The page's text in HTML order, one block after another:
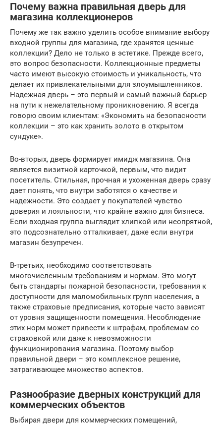
Почему важна правильная дверь для
магазина коллекционеров
Почему же так важно уделить особое внимание выбору
входной группы для магазина, где хранятся ценные
коллекции? Дело не только в эстетике. Прежде всего,
это вопрос безопасности. Коллекционные предметы
часто имеют высокую стоимость и уникальность, что
делает их привлекательными для злоумышленников.
Надежная дверь – это первый и самый важный барьер
на пути к нежелательному проникновению. Я всегда
говорю своим клиентам: «Экономить на безопасности
коллекции – это как хранить золото в открытом
сундуке».
Во-вторых, дверь формирует имидж магазина. Она
является визитной карточкой, первым, что видит
посетитель. Стильная, прочная и ухоженная дверь сразу
дает понять, что внутри заботятся о качестве и
надежности. Это создает у покупателей чувство
доверия и лояльности, что крайне важно для бизнеса.
Если входная группа выглядит хлипкой или неопрятной,
это подсознательно отталкивает, даже если внутри
магазин безупречен.
В-третьих, необходимо соответствовать
многочисленным требованиям и нормам. Это могут
быть стандарты пожарной безопасности, требования к
доступности для маломобильных групп населения, а
также страховые предписания, которые часто зависят
от уровня защищенности помещения. Несоблюдение
этих норм может привести к штрафам, проблемам со
страховкой или даже к невозможности
функционирования магазина. Поэтому выбор
правильной двери – это комплексное решение,
затрагивающее множество аспектов.
Разнообразие дверных конструкций для
коммерческих объектов
Выбирая двери для коммерческих помещений,